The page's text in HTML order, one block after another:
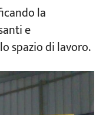
la
e
spazio di lavoro.